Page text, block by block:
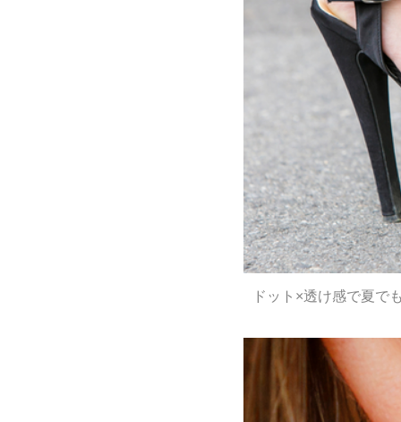
ドット×透け感で夏で